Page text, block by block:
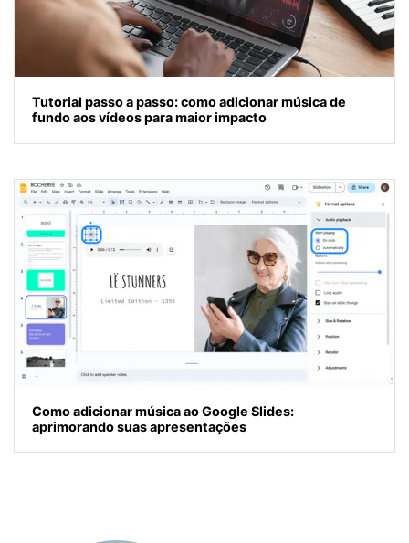
Tutorial passo a passo: como adicionar música de
fundo aos vídeos para maior impacto
Como adicionar música ao Google Slides:
aprimorando suas apresentações